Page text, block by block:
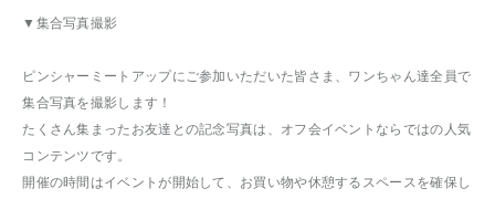
▼集合写真撮影
ピンシャーミートアップにご参加いただいた皆さま、ワンちゃん達全員で
集合写真を撮影します！
たくさん集まったお友達との記念写真は、オフ会イベントならではの人気
コンテンツです。
開催の時間はイベントが開始して、お買い物や休憩するスペースを確保し